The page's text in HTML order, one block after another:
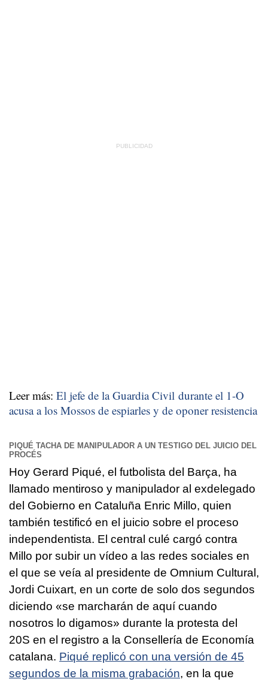
Leer más: El jefe de la Guardia Civil durante el 1-O
acusa a los Mossos de espiarles y de oponer resistencia
PIQUÉ TACHA DE MANIPULADOR A UN TESTIGO DEL JUICIO DEL
PROCÉS
Hoy Gerard Piqué, el futbolista del Barça, ha
llamado mentiroso y manipulador al exdelegado
del Gobierno en Cataluña Enric Millo, quien
también testificó en el juicio sobre el proceso
independentista. El central culé cargó contra
Millo por subir un vídeo a las redes sociales en
el que se veía al presidente de Omnium Cultural,
Jordi Cuixart, en un corte de solo dos segundos
diciendo «se marcharán de aquí cuando
nosotros lo digamos» durante la protesta del
20S en el registro a la Consellería de Economía
catalana. Piqué replicó con una versión de 45
segundos de la misma grabación, en la que